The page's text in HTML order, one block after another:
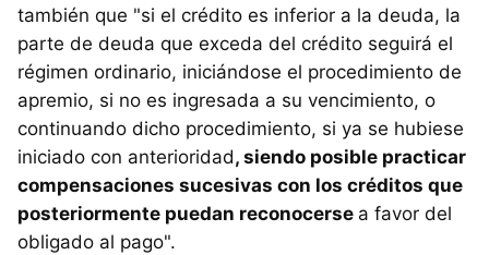
también que "si el crédito es inferior a la deuda, la
parte de deuda que exceda del crédito seguirá el
régimen ordinario, iniciándose el procedimiento de
apremio, si no es ingresada a su vencimiento, o
continuando dicho procedimiento, si ya se hubiese
iniciado con anterioridad, siendo posible practicar
compensaciones sucesivas con los créditos que
posteriormente puedan reconocerse a favor del
obligado al pago".